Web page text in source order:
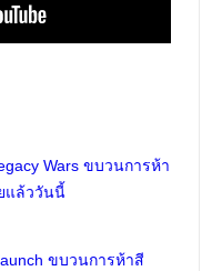
Wars ขบวนการห้า
แล้ววันนี้
ขบวนการห้าสี